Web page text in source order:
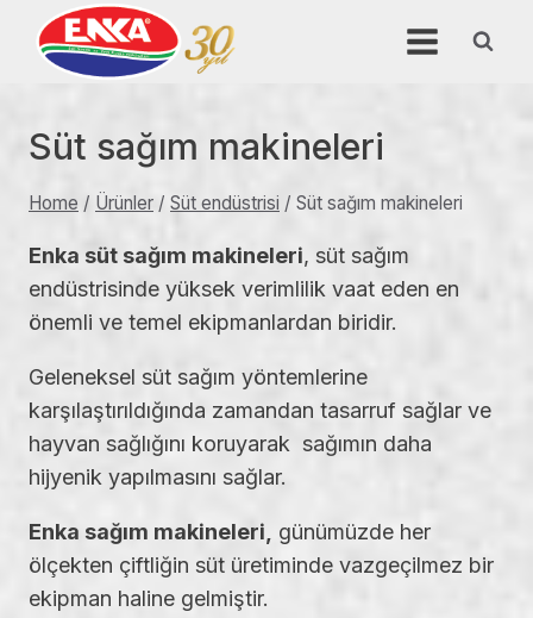
content
Süt sağım makineleri
Home / Ürünler / Süt endüstrisi / Süt sağım makineleri
Enka süt sağım makineleri, süt sağım
endüstrisinde yüksek verimlilik vaat eden en
önemli ve temel ekipmanlardan biridir.
Geleneksel süt sağım yöntemlerine
karşılaştırıldığında zamandan tasarruf sağlar ve
hayvan sağlığını koruyarak sağımın daha
hijyenik yapılmasını sağlar.
Enka sağım makineleri, günümüzde her
ölçekten çiftliğin süt üretiminde vazgeçilmez bir
ekipman haline gelmiştir.